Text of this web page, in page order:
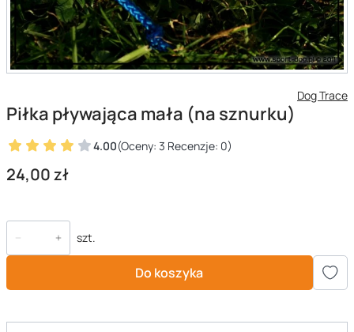
Dog Trace
Piłka pływająca mała (na sznurku)
4.00(Oceny: 3 Recenzje: 0)
Cena
24,00 zł
szt.
Do koszyka